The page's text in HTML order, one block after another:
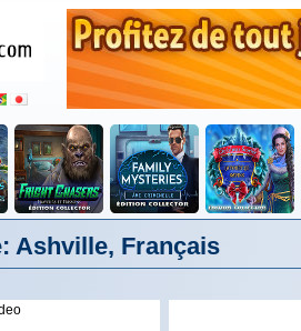
Ashville, Français